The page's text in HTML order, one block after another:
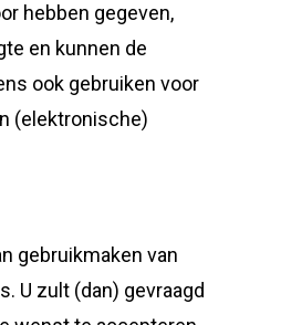
hebben gegeven,
en kunnen de
ook gebruiken voor
(elektronische)
gebruikmaken van
U zult (dan) gevraagd